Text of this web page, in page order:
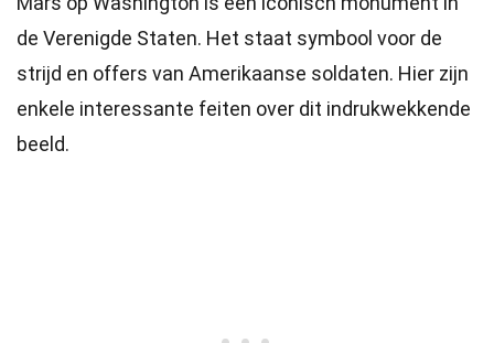
de Verenigde Staten. Het staat symbool voor de
strijd en offers van Amerikaanse soldaten. Hier zijn
enkele interessante feiten over dit indrukwekkende
beeld.